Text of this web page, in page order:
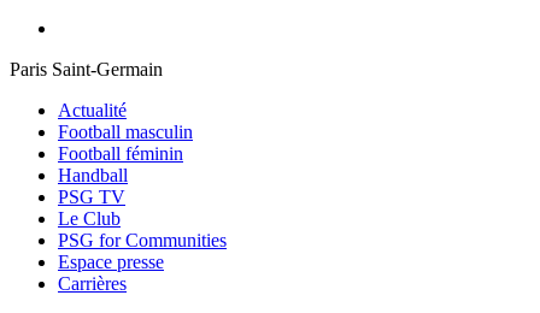
Paris Saint-Germain
Actualité
Football masculin
Football féminin
Handball
PSG TV
Le Club
PSG for Communities
Espace presse
Carrières